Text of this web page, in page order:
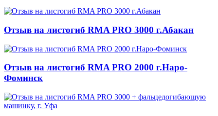
Отзыв на листогиб RMA PRO 3000 г.Абакан
Отзыв на листогиб RMA PRO 2000 г.Наро-
Фоминск